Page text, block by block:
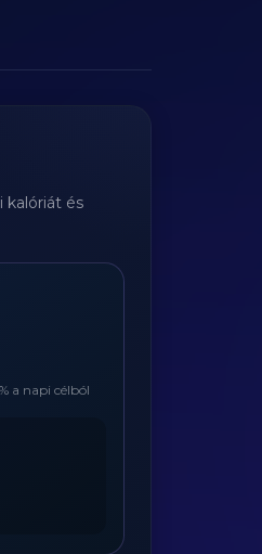
kalóriát és
% a napi célból